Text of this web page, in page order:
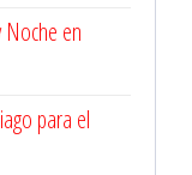
Noche en
para el